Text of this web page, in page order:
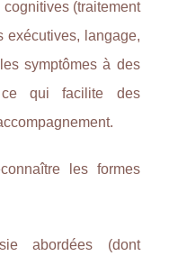
(traitement
exécutives, langage,
symptômes à des
ce qui facilite des
les formes
abordées (dont